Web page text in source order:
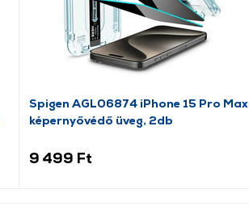
Spigen AGL06874 iPhone 15 Pro Max
képernyővédő üveg, 2db
9 499 Ft